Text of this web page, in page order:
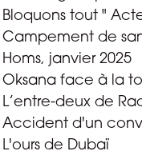
tout "
de
janvier 2025
face à la
deux de
Accident d'un
de Dubaï